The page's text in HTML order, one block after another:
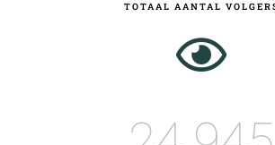
TOTAAL AANTAL